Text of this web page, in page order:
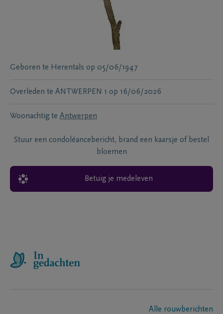
Geboren te Herentals op 05/06/1947
Overleden te ANTWERPEN 1 op 16/06/2026
Woonachtig te Antwerpen
Stuur een condoléancebericht, brand een kaarsje of bestel
bloemen
Betuig je medeleven
Alle rouwberichten